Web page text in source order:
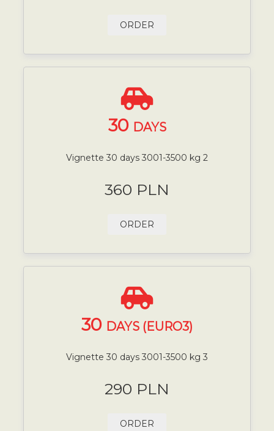
ORDER
30 DAYS
Vignette 30 days 3001-3500 kg 2
360 PLN
ORDER
30 DAYS (EURO3)
Vignette 30 days 3001-3500 kg 3
290 PLN
ORDER